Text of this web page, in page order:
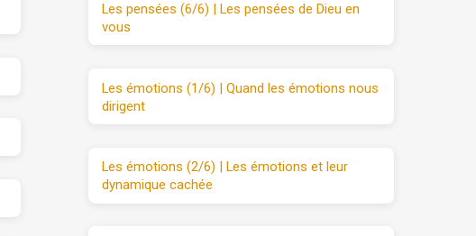
Les pensées (6/6) | Les pensées de Dieu en
vous
Les émotions (1/6) | Quand les émotions nous
dirigent
Les émotions (2/6) | Les émotions et leur
dynamique cachée